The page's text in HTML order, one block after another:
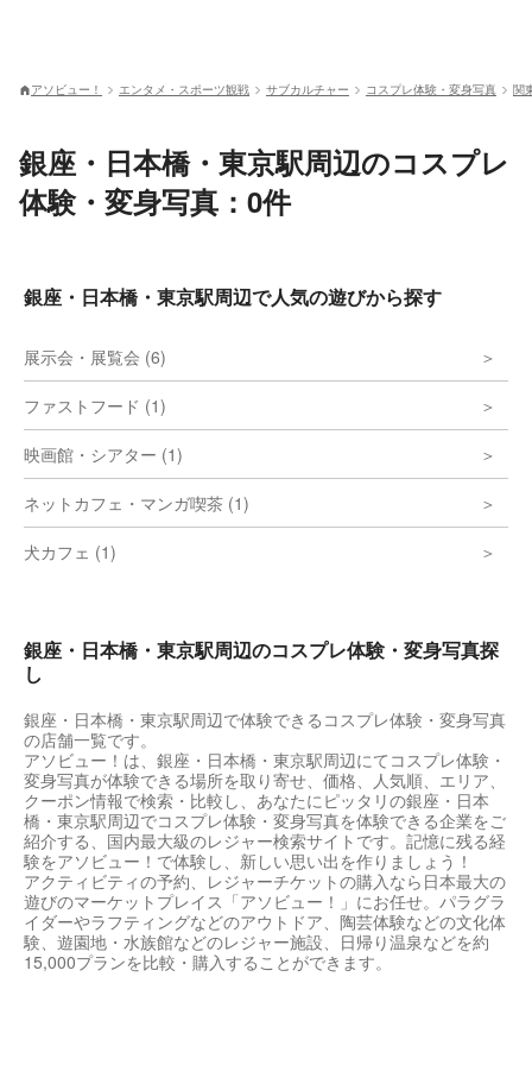
アソビュー！ エンタメ・スポーツ観戦 サブカルチャー コスプレ体験・変身写真 関
銀座・日本橋・東京駅周辺のコスプレ
体験・変身写真：0件
銀座・日本橋・東京駅周辺で人気の遊びから探す
展示会・展覧会 (6)
ファストフード (1)
映画館・シアター (1)
ネットカフェ・マンガ喫茶 (1)
犬カフェ (1)
銀座・日本橋・東京駅周辺のコスプレ体験・変身写真探
し
銀座・日本橋・東京駅周辺で体験できるコスプレ体験・変身写真
の店舗一覧です。
アソビュー！は、銀座・日本橋・東京駅周辺にてコスプレ体験・
変身写真が体験できる場所を取り寄せ、価格、人気順、エリア、
クーポン情報で検索・比較し、あなたにピッタリの銀座・日本
橋・東京駅周辺でコスプレ体験・変身写真を体験できる企業をご
紹介する、国内最大級のレジャー検索サイトです。記憶に残る経
験をアソビュー！で体験し、新しい思い出を作りましょう！
アクティビティの予約、レジャーチケットの購入なら日本最大の
遊びのマーケットプレイス「アソビュー！」にお任せ。パラグラ
イダーやラフティングなどのアウトドア、陶芸体験などの文化体
験、遊園地・水族館などのレジャー施設、日帰り温泉などを約
15,000プランを比較・購入することができます。